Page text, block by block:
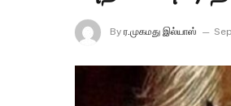
By ர.முகமது இல்யாஸ்